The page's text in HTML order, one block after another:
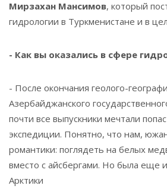
Мирзахан Мансимов, который
гидрологии в Туркменистане и в
- Как вы оказались в сфере
- После окончания геолого-
Азербайджанского
почти все выпускники мечтали
экспедиции. Понятно, что нам,
романтики: поглядеть на белых
вместо с айсбергами. Но была еще
Арктики